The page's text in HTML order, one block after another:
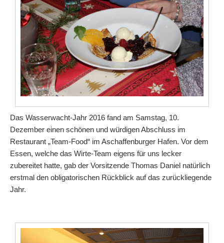
Das Wasserwacht-Jahr 2016 fand am Samstag, 10.
Dezember einen schönen und würdigen Abschluss im
Restaurant „Team-Food“ im Aschaffenburger Hafen. Vor dem
Essen, welche das Wirte-Team eigens für uns lecker
zubereitet hatte, gab der Vorsitzende Thomas Daniel natürlich
erstmal den obligatorischen Rückblick auf das zurückliegende
Jahr.